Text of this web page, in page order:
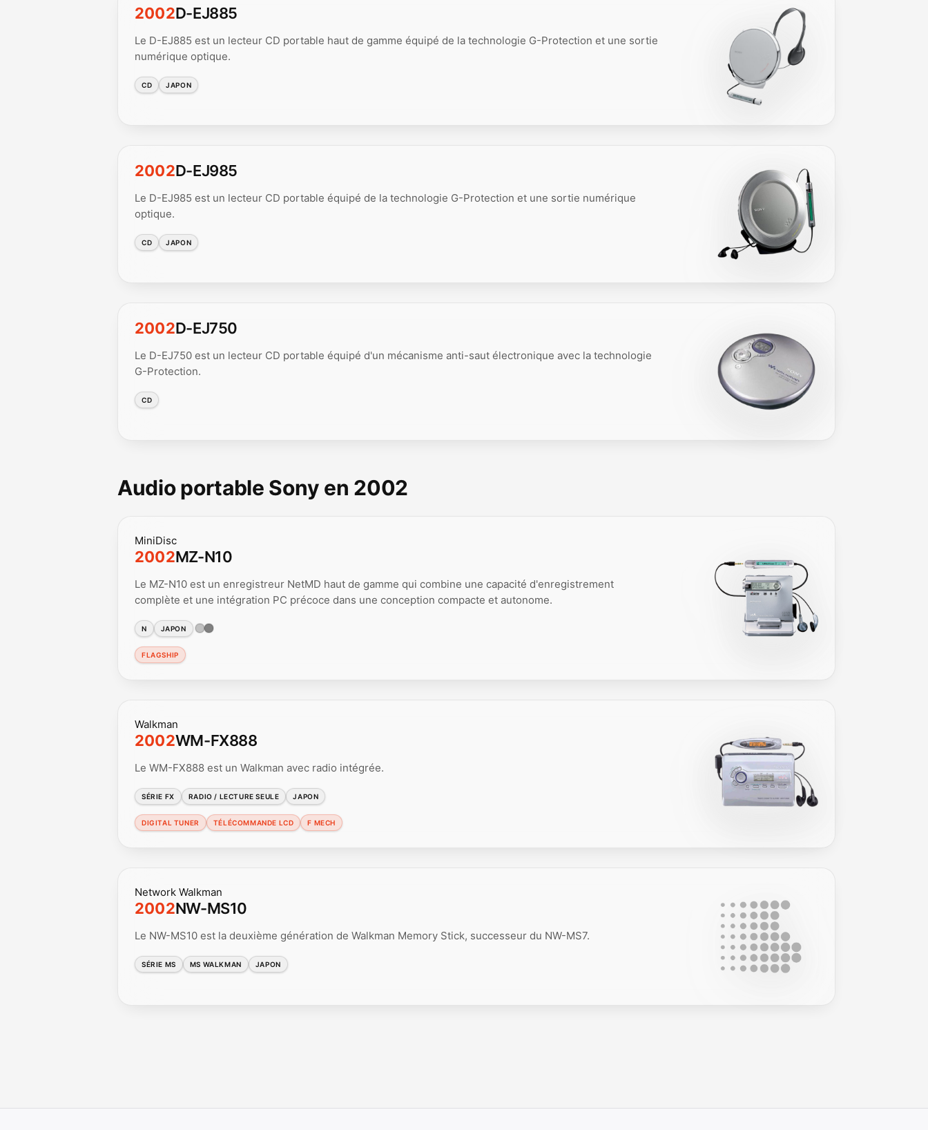
2002D-EJ885
Le D-EJ885 est un lecteur CD portable haut de gamme équipé de la technologie G-Protection et une sortie
numérique optique.
CD JAPON
2002D-EJ985
Le D-EJ985 est un lecteur CD portable équipé de la technologie G-Protection et une sortie numérique
optique.
CD JAPON
2002D-EJ750
Le D-EJ750 est un lecteur CD portable équipé d'un mécanisme anti-saut électronique avec la technologie
G-Protection.
CD
Audio portable Sony en 2002
MiniDisc
2002MZ-N10
Le MZ-N10 est un enregistreur NetMD haut de gamme qui combine une capacité d'enregistrement
complète et une intégration PC précoce dans une conception compacte et autonome.
N JAPON
FLAGSHIP
Walkman
2002WM-FX888
Le WM-FX888 est un Walkman avec radio intégrée.
SÉRIE FX RADIO / LECTURE SEULE JAPON
DIGITAL TUNER TÉLÉCOMMANDE LCD F MECH
Network Walkman
2002NW-MS10
Le NW-MS10 est la deuxième génération de Walkman Memory Stick, successeur du NW-MS7.
SÉRIE MS MS WALKMAN JAPON